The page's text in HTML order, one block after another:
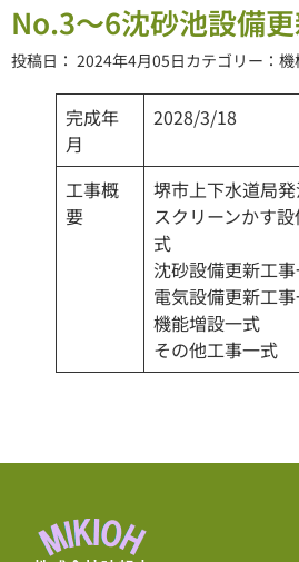
No.3～6沈砂池設備
投稿日： 2024年4月05日カテゴリー： 機
完成年
月
2028/3/18
工事概
要
堺市上下水道局発
スクリーンかす
式
沈砂設備更新工
電気設備更新工
機能増設一式
その他工事一式